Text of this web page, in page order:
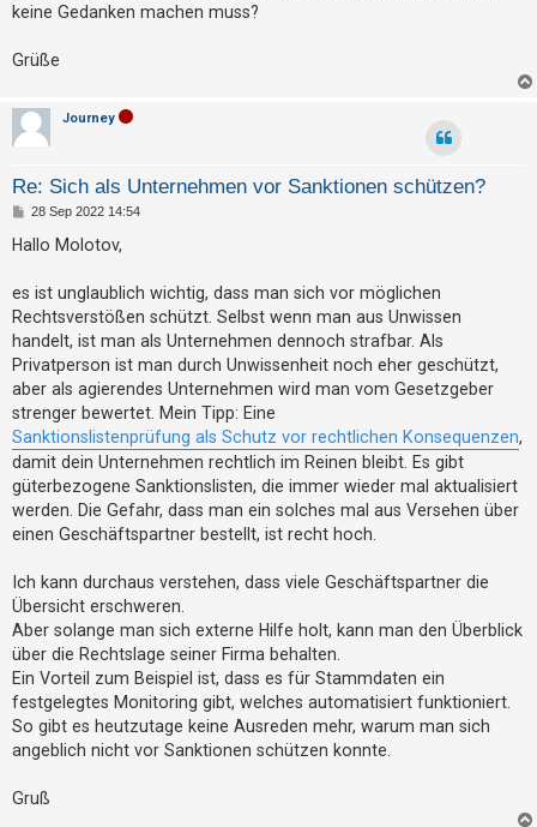
U
n
b
e
a
t
w
o
t
e
t
e
T
h
e
m
e
A
k
t
i
v
e
keine Gedanken machen muss?
Grüße
Journey
Re: Sich als Unternehmen vor Sanktionen schützen?
B
i
a
g
28 Sep 2022 14:54
Hallo Molotov,
es ist unglaublich wichtig, dass man sich vor möglichen
Rechtsverstößen schützt. Selbst wenn man aus Unwissen
handelt, ist man als Unternehmen dennoch strafbar. Als
Privatperson ist man durch Unwissenheit noch eher geschützt,
aber als agierendes Unternehmen wird man vom Gesetzgeber
strenger bewertet. Mein Tipp: Eine
Sanktionslistenprüfung als Schutz vor rechtlichen Konsequenzen,
damit dein Unternehmen rechtlich im Reinen bleibt. Es gibt
güterbezogene Sanktionslisten, die immer wieder mal aktualisiert
werden. Die Gefahr, dass man ein solches mal aus Versehen über
einen Geschäftspartner bestellt, ist recht hoch.
Ich kann durchaus verstehen, dass viele Geschäftspartner die
Übersicht erschweren.
Aber solange man sich externe Hilfe holt, kann man den Überblick
über die Rechtslage seiner Firma behalten.
Ein Vorteil zum Beispiel ist, dass es für Stammdaten ein
festgelegtes Monitoring gibt, welches automatisiert funktioniert.
So gibt es heutzutage keine Ausreden mehr, warum man sich
angeblich nicht vor Sanktionen schützen konnte.
Gruß